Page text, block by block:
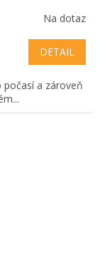
Na dotaz
DETAIL
počasí a zároveň